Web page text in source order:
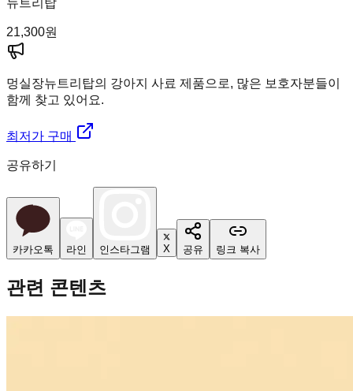
21,300원
멍실장뉴트리탑의 강아지 사료 제품으로, 많은 보호자분들이
함께 찾고 있어요.
최저가 구매
공유하기
카카오톡 라인 인스타그램 X 공유 링크 복사
관련 콘텐츠